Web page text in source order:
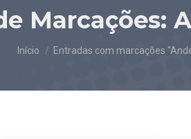
Marcações:
Você está aqui:
Início Entradas com marcações